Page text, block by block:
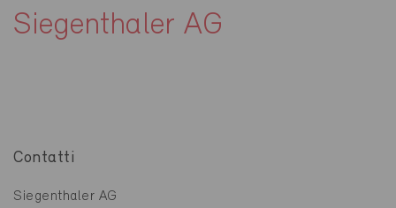
Siegenthaler AG
Contatti
Siegenthaler AG